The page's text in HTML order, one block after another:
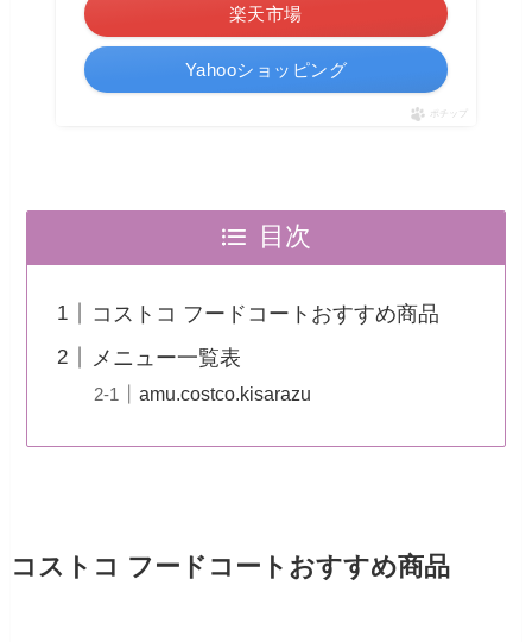
楽天市場
Yahooショッピング
ポチップ
目次
コストコ フードコートおすすめ商品
メニュー一覧表
amu.costco.kisarazu
コストコ フードコートおすすめ商品